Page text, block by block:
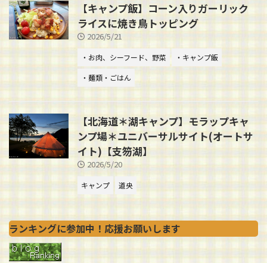
【キャンプ飯】コーン入りガーリック
ライスに焼き鳥トッピング
2026/5/21
・お肉、シーフード、野菜
・キャンプ飯
・麺類・ごはん
【北海道＊湖キャンプ】モラップキャ
ンプ場＊ユニバーサルサイト(オートサ
イト)【支笏湖】
2026/5/20
キャンプ 道央
ランキングに参加中！応援お願いします